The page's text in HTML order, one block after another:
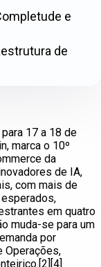
17 a 18 de
marca o 10º
da
de IA,
com mais de
em quatro
muda-se para um
por
Operações,
e
de